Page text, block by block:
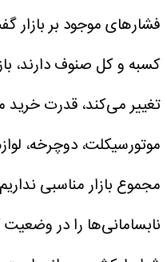
فشارهای موجود بر بازار
کسبه و کل صنوف دارند،
تغییر می‌کند، قدرت خرید
موتورسیکلت، دوچرخه،
مجموع بازار مناسبی
نابسامانی‌ها را در